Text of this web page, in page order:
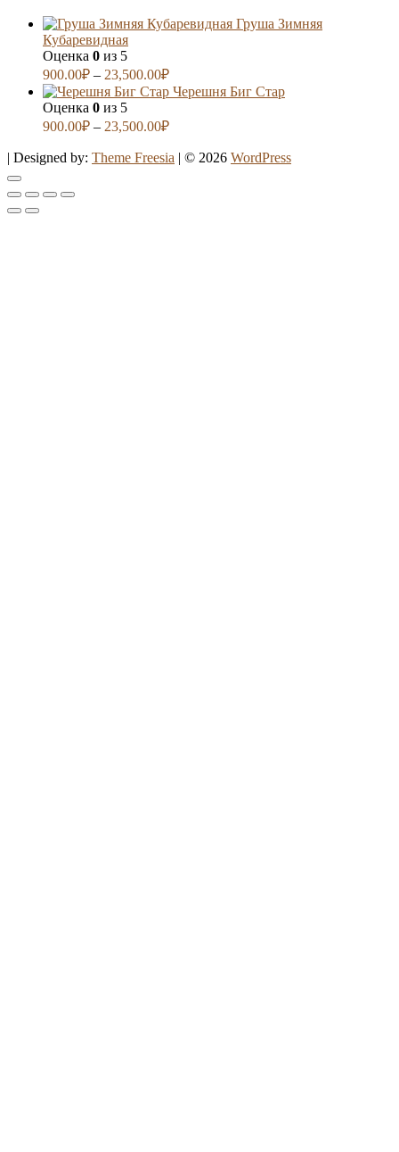
Груша Зимняя
Кубаревидная
Оценка 0 из 5
900.00₽ – 23,500.00₽
Черешня Биг Стар
Оценка 0 из 5
900.00₽ – 23,500.00₽
| Designed by: Theme Freesia | © 2026 WordPress
Go
to
top